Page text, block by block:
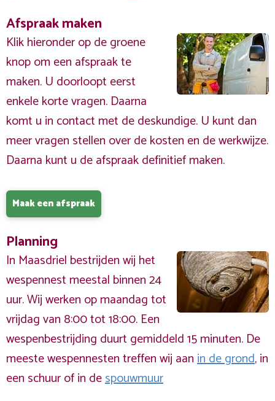
Afspraak maken
Klik hieronder op de groene
knop om een afspraak te
maken. U doorloopt eerst
enkele korte vragen. Daarna
komt u in contact met de deskundige. U kunt dan
meer vragen stellen over de kosten en de werkwijze.
Daarna kunt u de afspraak definitief maken.
Maak een afspraak
Planning
In Maasdriel bestrijden wij het
wespennest meestal binnen 24
uur. Wij werken op maandag tot
vrijdag van 8:00 tot 18:00. Een
wespenbestrijding duurt gemiddeld 15 minuten. De
meeste wespennesten treffen wij aanin de grond, in
een schuur of in despouwmuur